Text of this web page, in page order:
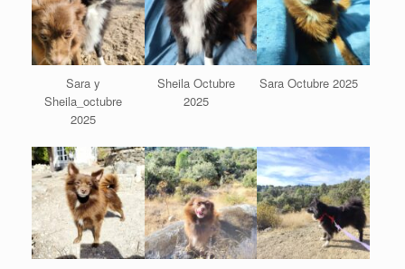
í
d
e
o
Sara y
Sheila_octubre
2025
Sheila Octubre
2025
Sara Octubre 2025